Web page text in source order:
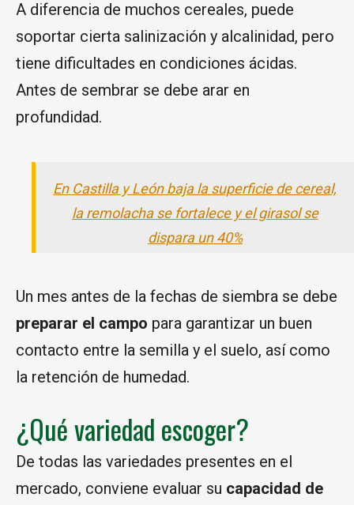
A diferencia de muchos cereales, puede
soportar cierta salinización y alcalinidad, pero
tiene dificultades en condiciones ácidas.
Antes de sembrar se debe arar en
profundidad.
En Castilla y León baja la superficie de cereal,
la remolacha se fortalece y el girasol se
dispara un 40%
Un mes antes de la fechas de siembra se debe
preparar el campo para garantizar un buen
contacto entre la semilla y el suelo, así como
la retención de humedad.
¿Qué variedad escoger?
De todas las variedades presentes en el
mercado, conviene evaluar su capacidad de